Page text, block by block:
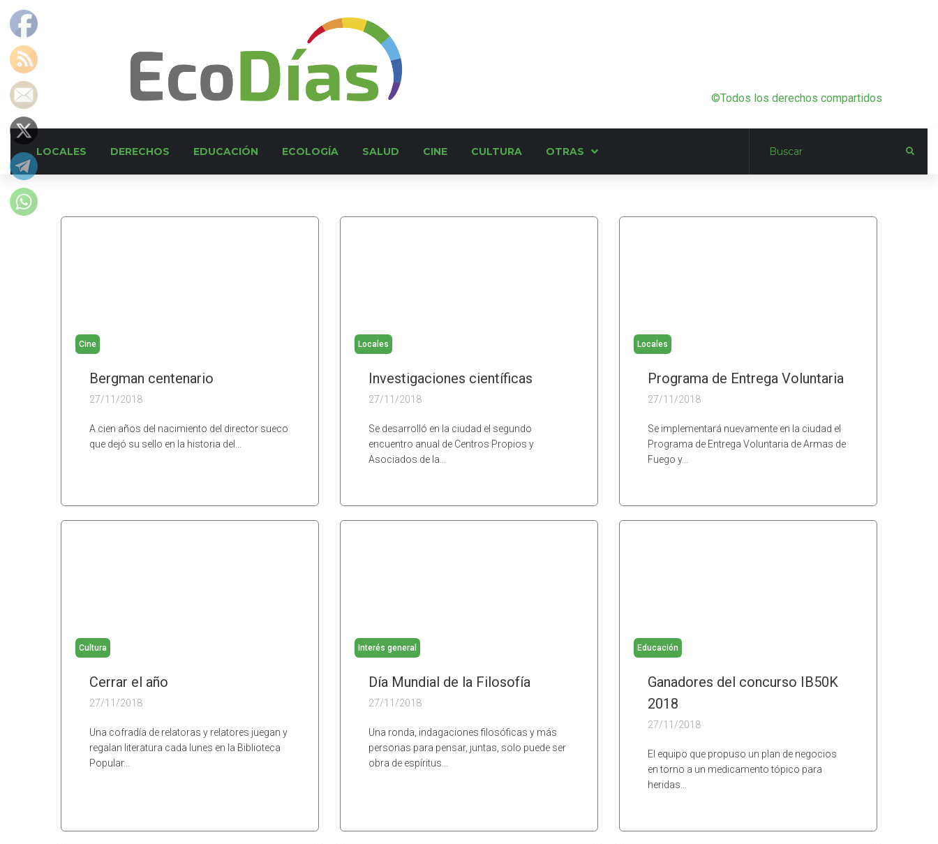
©Todos los derechos compartidos
LOCALES DERECHOS EDUCACIÓN ECOLOGÍA SALUD CINE CULTURA OTRAS
Cine
Bergman centenario
27/11/2018
A cien años del nacimiento del director sueco
que dejó su sello en la historia del…
Locales
Investigaciones científicas
27/11/2018
Se desarrolló en la ciudad el segundo
encuentro anual de Centros Propios y
Asociados de la…
Locales
Programa de Entrega Voluntaria
27/11/2018
Se implementará nuevamente en la ciudad el
Programa de Entrega Voluntaria de Armas de
Fuego y…
Cultura
Cerrar el año
27/11/2018
Una cofradía de relatoras y relatores juegan y
regalan literatura cada lunes en la Biblioteca
Popular…
Interés general
Día Mundial de la Filosofía
27/11/2018
Una ronda, indagaciones filosóficas y más
personas para pensar, juntas, solo puede ser
obra de espíritus…
Educación
Ganadores del concurso IB50K
2018
27/11/2018
El equipo que propuso un plan de negocios
en torno a un medicamento tópico para
heridas…